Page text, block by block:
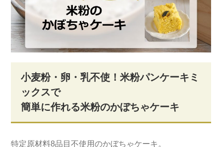
小麦粉・卵・乳不使！米粉パンケーキミ
ックスで
簡単に作れる米粉のかぼちゃケーキ
特定原材料8品目不使用のかぼちゃケーキ。